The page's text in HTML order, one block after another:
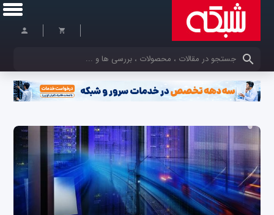
کلمات کلیدی خود را وارد کنید